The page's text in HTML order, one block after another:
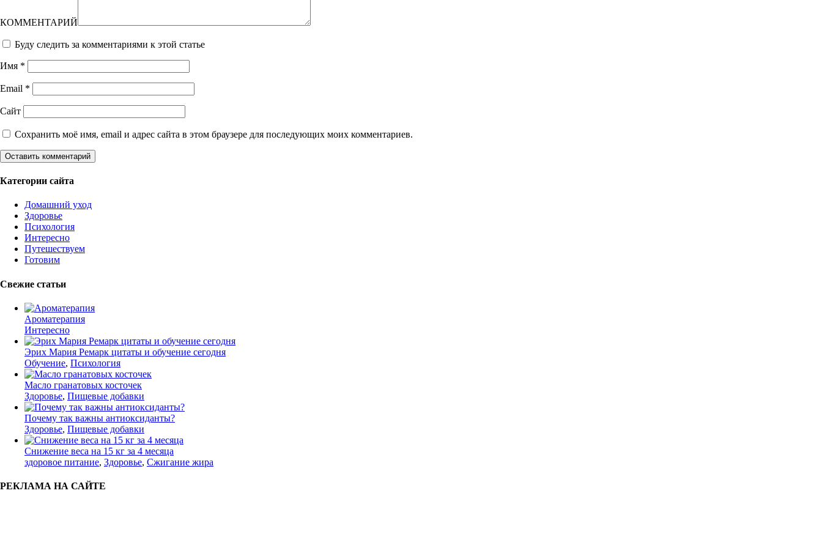
КОММЕНТАРИЙ
Буду следить за комментариями к этой статье
Имя *
Email *
Сайт
Сохранить моё имя, email и адрес сайта в этом браузере для последующих моих комментариев.
Категории сайта
Домашний уход
Здоровье
Психология
Интересно
Путешествуем
Готовим
Свежие статьи
Ароматерапия
Интересно
Эрих Мария Ремарк цитаты и обучение сегодня
Обучение, Психология
Масло гранатовых косточек
Здоровье, Пищевые добавки
Почему так важны антиоксиданты?
Здоровье, Пищевые добавки
Снижение веса на 15 кг за 4 месяца
здоровое питание, Здоровье, Сжигание жира
РЕКЛАМА НА САЙТЕ